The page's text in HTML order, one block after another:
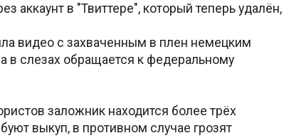
аккаунт в "Твиттере", который теперь удалён,
видео с захваченным в плен немецким
слезах обращается к федеральному
заложник находится более трёх
выкуп, в противном случае грозят